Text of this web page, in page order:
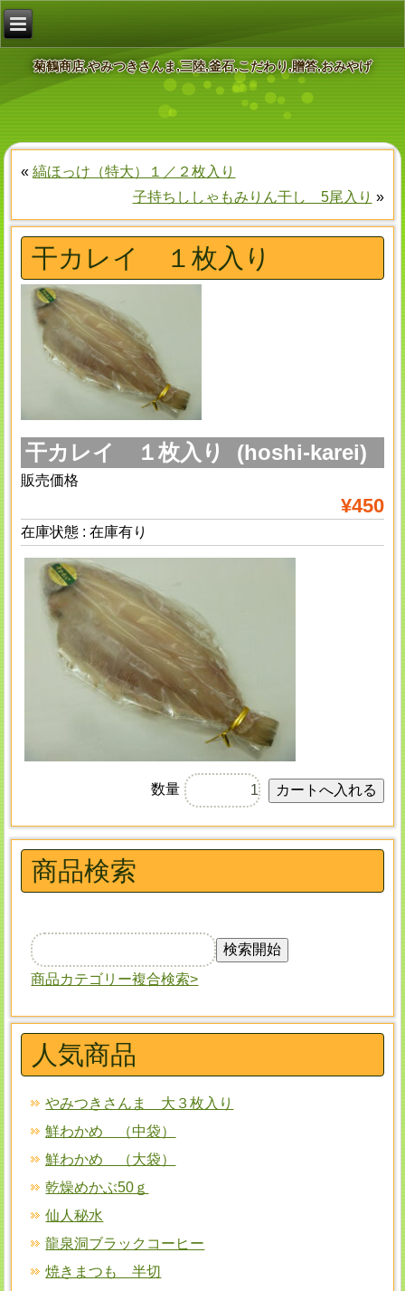
菊鶴商店,やみつきさんま,三陸,釜石,こだわり,贈答,おみやげ
«縞ほっけ（特大）１／２枚入り
子持ちししゃもみりん干し 5尾入り »
干カレイ １枚入り
干カレイ １枚入り (hoshi-karei)
販売価格
¥450
在庫状態 : 在庫有り
数量
商品検索
商品カテゴリー複合検索>
人気商品
やみつきさんま 大３枚入り
鮮わかめ （中袋）
鮮わかめ （大袋）
乾燥めかぶ50ｇ
仙人秘水
龍泉洞ブラックコーヒー
焼きまつも 半切